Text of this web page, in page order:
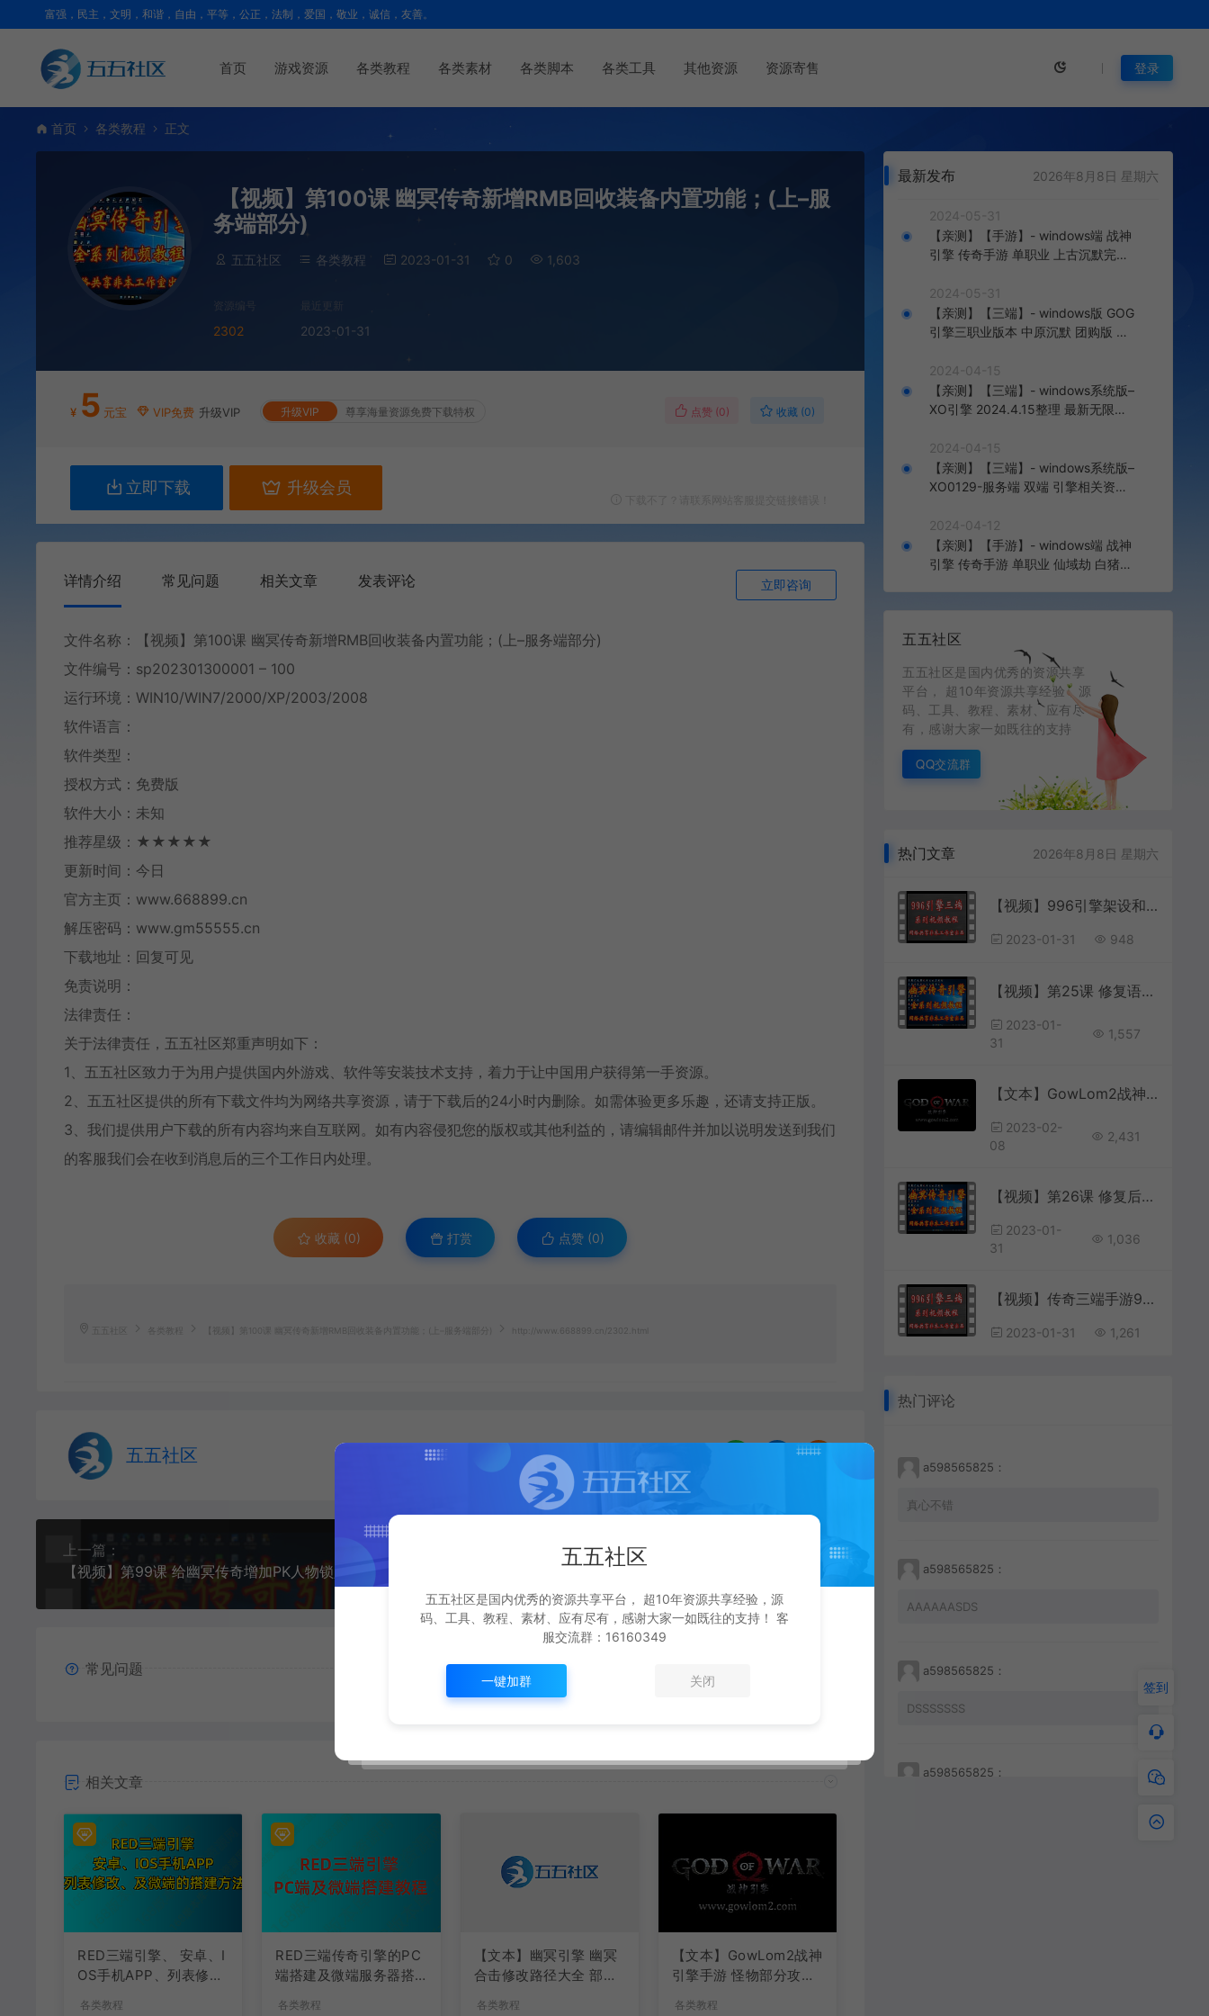
富强，民主，文明，和谐，自由，平等，公正，法制，爱国，敬业，诚信，友善。
首页 游戏资源 各类教程 各类素材 各类脚本 各类工具 其他资源 资源寄售 登录
首页 各类教程 正文
【视频】第100课 幽冥传奇新增RMB回收装备内置功能；(上–服
务端部分)
五五社区 各类教程 2023-01-31 0 1,603
资源编号
2302 2023-01-31
¥ 5 元宝 VIP免费 升级VIP 升级VIP 尊享海量资源免费下载特权 点赞 (0) 收藏 (0)
立即下载 升级会员
详情介绍 常见问题 相关文章 发表评论 立即咨询
文件名称：【视频】第100课 幽冥传奇新增RMB回收装备内置功能；(上–服务端部分)
文件编号：sp202301300001 – 100
运行环境：WIN10/WIN7/2000/XP/2003/2008
软件语言：
软件类型：
授权方式：免费版
软件大小：未知
推荐星级：★★★★★
更新时间：今日
官方主页：www.668899.cn
解压密码：www.gm55555.cn
下载地址：回复可见
免责说明：
法律责任：
关于法律责任，五五社区郑重声明如下：
1、五五社区致力于为用户提供国内外游戏、软件等安装技术支持，着力于让中国用户获得第一手资源。
2、五五社区提供的所有下载文件均为网络共享资源，请于下载后的24小时内删除。如需体验更多乐趣，还请支持正版。
3、我们提供用户下载的所有内容均来自互联网。如有内容侵犯您的版权或其他利益的，请编辑邮件并加以说明发送到我们
的客服我们会在收到消息后的三个工作日内处理。
收藏 (0) 打赏 点赞 (0)
五五社区 各类教程 【视频】第100课 幽冥传奇新增RMB回收装备内置功能；(上–服务端部分) http://www.668899.cn/2302.html
五五社区 生成海报
上一篇：
常见问题
相关文章
RED三端引擎、 安卓、I
OS手机APP、列表修
各类教程
RED三端传奇引擎的PC
端搭建及微端服务器搭
各类教程
【文本】幽冥引擎 幽冥
合击修改路径大全 部分
各类教程
【文本】GowLom2战神
引擎手游 怪物部分攻击
各类教程
最新发布 2026年8月8日 星期六
2024-05-31
【亲测】【手游】- windows端 战神
引擎 传奇手游 单职业 上古沉默完整
+工具
2024-05-31
【亲测】【三端】- windows版 GOG
引擎三职业版本 中原沉默 团购版 已
2024-04-15
【亲测】【三端】- windows系统版–
XO引擎 2024.4.15整理 最新无限制
2024-04-15
【亲测】【三端】- windows系统版–
XO0129-服务端 双端 引擎相关资料
户端 无版本
2024-04-12
【亲测】【手游】- windows端 战神
引擎 传奇手游 单职业 仙域劫 白猪3.
五五社区
五五社区是国内优秀的资源共享
平台， 超10年资源共享经验，源
码、工具、教程、素材、应有尽
有，感谢大家一如既往的支持
QQ交流群
热门文章 2026年8月8日 星期六
【视频】996引擎架设和版本制作 第34讲.移动端添加小退UI按钮
2023-01-31 948
【视频】第25课 修复语音(游戏语音发言)
2023-01-
31
1,557
【文本】GowLom2战神引擎礼包有赠字修改掉 可以丢弃
2023-02-
08
2,431
【视频】第26课 修复后台管理工具(修复访问和修改管理员密码)
2023-01-
31
1,036
【视频】传奇三端手游996引擎UI界面编辑修改 第2讲 隐藏移动端顶部信号栏UI显示
2023-01-31 1,261
热门评论
a598565825：
真心不错
a598565825：
AAAAAASDS
a598565825：
DSSSSSSS
a598565825：
签到
五五社区
五五社区是国内优秀的资源共享平台， 超10年资源共享经验，源
码、工具、教程、素材、应有尽有，感谢大家一如既往的支持！ 客
服交流群：16160349
一键加群 关闭